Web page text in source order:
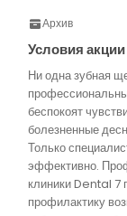
Архив
Условия акции
Ни одна зубная
беспокоят
болезненные
Только
эффективно.
клиники Dental 7
профилактику